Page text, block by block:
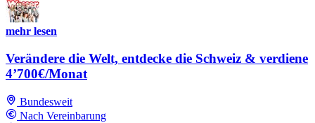
mehr lesen
Verändere die Welt, entdecke die Schweiz & verdiene
4’700€/Monat
Bundesweit
Nach Vereinbarung